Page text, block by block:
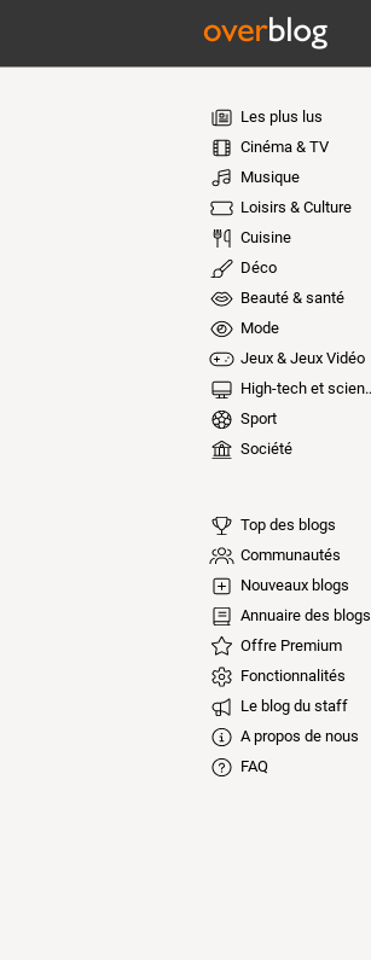
Les plus lus
Cinéma & TV
Musique
Loisirs & Culture
Cuisine
Déco
Beauté & santé
Mode
Jeux & Jeux Vidéo
High-tech et sciences
Sport
Société
Top des blogs
Communautés
Nouveaux blogs
Annuaire des blogs
Offre Premium
Fonctionnalités
Le blog du staff
A propos de nous
FAQ